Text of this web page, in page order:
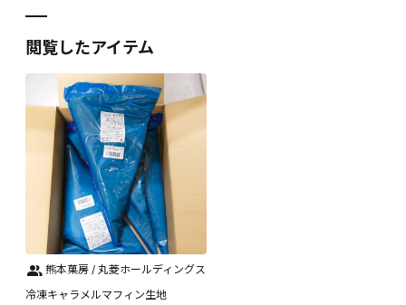
閲覧したアイテム
熊本菓房 / 丸菱ホールディングス
冷凍キャラメルマフィン生地